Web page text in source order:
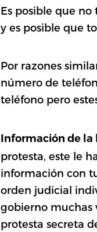
Es posible que
y es posible que
Por razones
número de
teléfono pero
Información de
protesta, este le
información con
orden judicial
gobierno muchas
protesta secreta